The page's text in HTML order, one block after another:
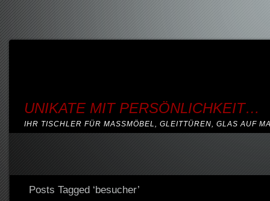
UNIKATE MIT PERSÖNLICHKEIT…
IHR TISCHLER FÜR MASSMÖBEL, GLEITTÜREN, GLAS AUF
Posts Tagged ‘besucher’